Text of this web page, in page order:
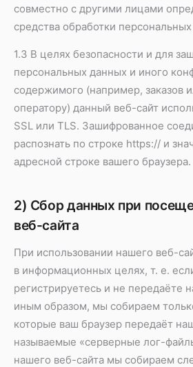
совместно с другими лицами
средства обработки
1.3 В целях безопасности и для
персональных данных и иного
содержимого (например, заказов
оператору) данный веб-сайт
SSL или TLS. Зашифрованное
распознать по строке https:// и
адресной строке вашего браузера.
2) Сбор данных при
веб-сайта
При использовании нашего веб-
в информационных целях, т. е.
регистрируетесь и не передаёте
иным образом, мы собираем
которые ваш браузер передаёт
называемые «серверные лог-
нашего веб-сайта мы собираем